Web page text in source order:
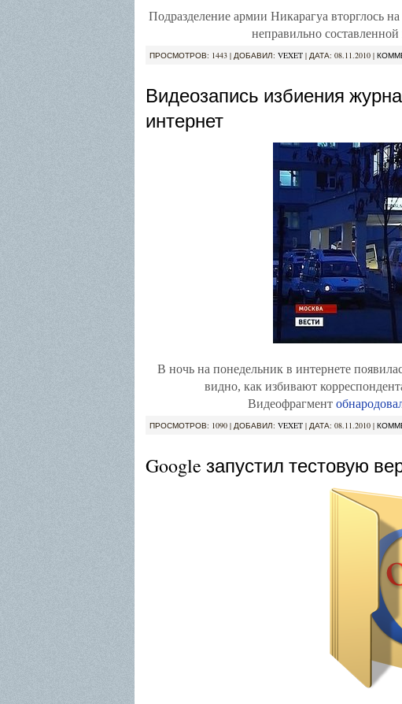
Подразделение армии Никарагуа вторглось
неправильно
ПРОСМОТРОВ: 1443 | ДОБАВИЛ: VEXET | ДАТА: 08.11.2010 |
Видеозапись избиения
интернет
В ночь на понедельник в интернете
видно, как избивают
Видеофрагмент
ПРОСМОТРОВ: 1090 | ДОБАВИЛ: VEXET | ДАТА: 08.11.2010 |
Google запустил тестовую